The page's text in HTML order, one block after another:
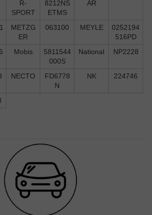
R-
SPORT
8212NS
ETMS
AR
METZG
ER
063100 MEYLE
0252194
516PD
Mobis
5811544
000S
National NP2228
NECTO
FD6778
N
NK 224746